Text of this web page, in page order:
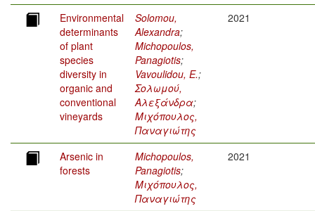
Environmental
determinants
of plant
species
diversity in
organic and
conventional
vineyards
Solomou,
Alexandra;
Michopoulos,
Panagiotis;
Vavoulidou, E.;
Σολωμού,
Αλεξάνδρα;
Μιχόπουλος,
Παναγιώτης
2021
Arsenic in
forests
Michopoulos,
Panagiotis;
Μιχόπουλος,
Παναγιώτης
2021